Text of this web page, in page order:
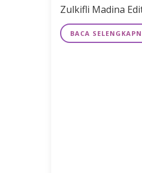
Zulkifli Madina
BACA